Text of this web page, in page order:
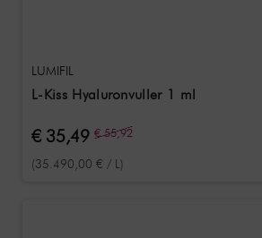
LUMIFIL
L-Kiss Hyaluronvuller 1 ml
€ 35,49 € 55,92
(35.490,00 € / L)